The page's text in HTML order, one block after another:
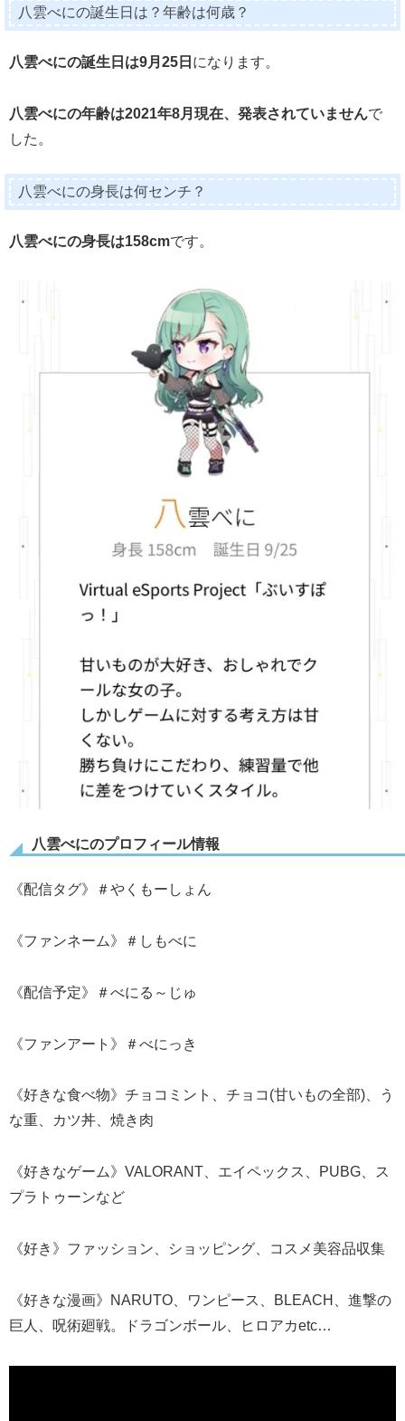
八雲べにの誕生日は？年齢は何歳？
八雲べにの誕生日は9月25日 になります。
八雲べにの年齢は2021年8月現在、発表されていませんで
した。
八雲べにの身長は何センチ？
八雲べにの身長は158cmです。
八雲べにのプロフィール情報
《配信タグ》＃やくもーしょん
《ファンネーム》＃しもべに
《配信予定》＃べにる～じゅ
《ファンアート》＃べにっき
《好きな食べ物》チョコミント、チョコ(甘いもの全部)、う
な重、カツ丼、焼き肉
《好きなゲーム》VALORANT、エイペックス、PUBG、ス
プラトゥーンなど
《好き》ファッション、ショッピング、コスメ美容品収集
《好きな漫画》NARUTO、ワンピース、BLEACH、進撃の
巨人、呪術廻戦。ドラゴンボール、ヒロアカetc…